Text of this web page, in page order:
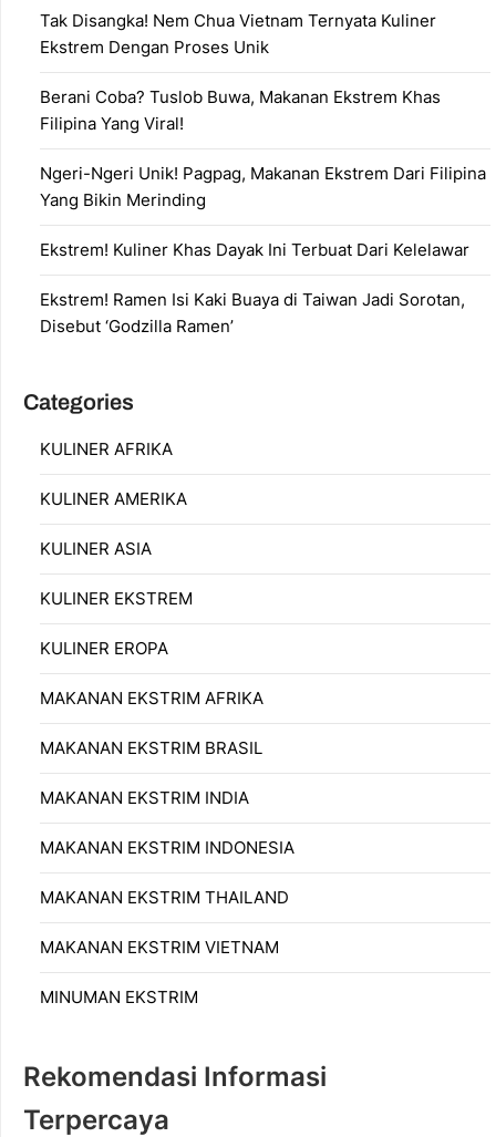
Tak Disangka! Nem Chua Vietnam Ternyata Kuliner
Ekstrem Dengan Proses Unik
Berani Coba? Tuslob Buwa, Makanan Ekstrem Khas
Filipina Yang Viral!
Ngeri-Ngeri Unik! Pagpag, Makanan Ekstrem Dari Filipina
Yang Bikin Merinding
Ekstrem! Kuliner Khas Dayak Ini Terbuat Dari Kelelawar
Ekstrem! Ramen Isi Kaki Buaya di Taiwan Jadi Sorotan,
Disebut ‘Godzilla Ramen’
Categories
KULINER AFRIKA
KULINER AMERIKA
KULINER ASIA
KULINER EKSTREM
KULINER EROPA
MAKANAN EKSTRIM AFRIKA
MAKANAN EKSTRIM BRASIL
MAKANAN EKSTRIM INDIA
MAKANAN EKSTRIM INDONESIA
MAKANAN EKSTRIM THAILAND
MAKANAN EKSTRIM VIETNAM
MINUMAN EKSTRIM
Rekomendasi Informasi
Terpercaya